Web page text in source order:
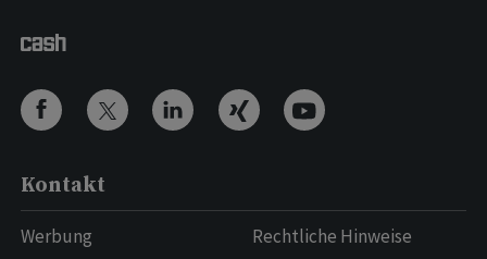
Kontakt
Werbung
Rechtliche Hinweise